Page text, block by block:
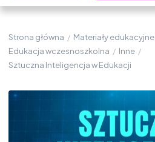
Strona główna / Materiały edukacyjne
Edukacja wczesnoszkolna / Inne /
Sztuczna Inteligencja w Edukacji